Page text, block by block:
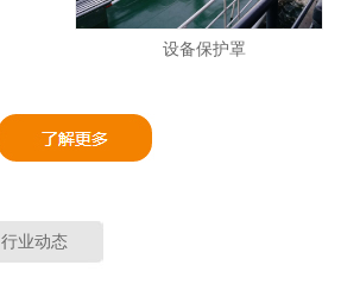
设备保护罩
行业动态